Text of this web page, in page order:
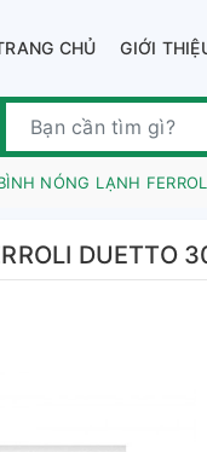
CHỦ GIỚI
NÓNG LẠNH
DUETTO